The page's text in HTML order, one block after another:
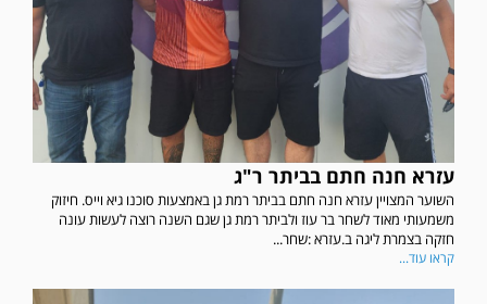
עזרא חנה חתם בביתר ר"ג
השוער המצויין עזרא חנה חתם בביתר רמת גן באמצעות סוכנו גיא וייס. חיזוק
משמעותי מאוד לשחר בר עוז ולביתר רמת גן שגם השנה רוצה לעשות עונה
חזקה בצמרת ליגה ב.עזרא :שחר...
קראו עוד...